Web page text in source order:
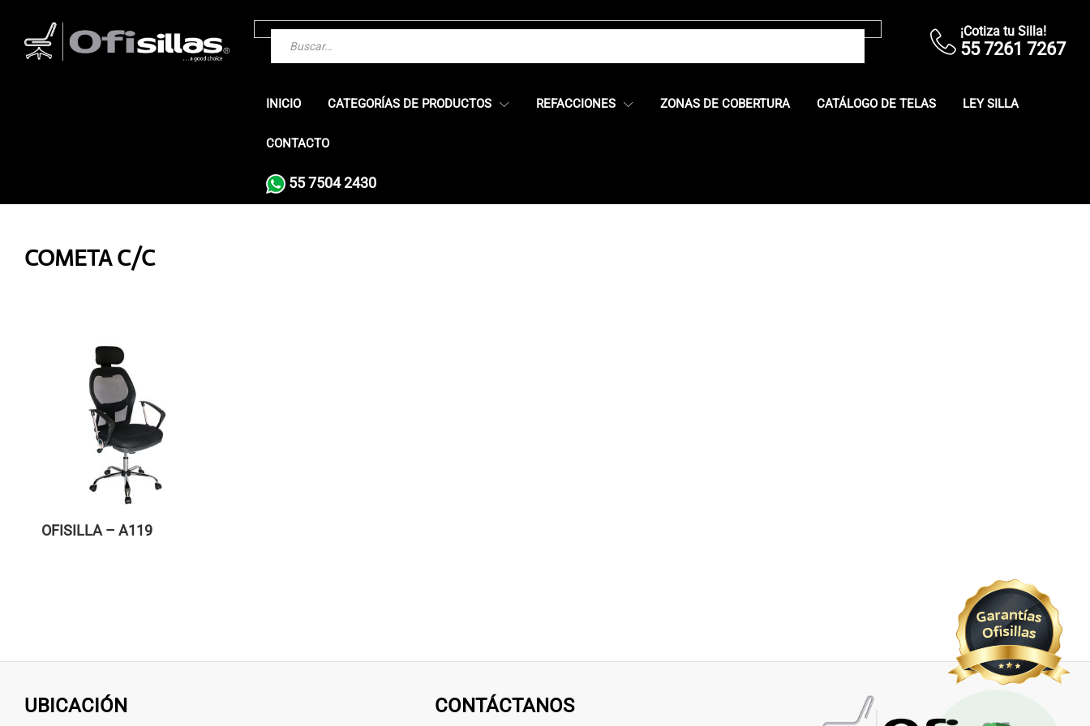
¡Cotiza tu Silla!
55 7261 7267
INICIO CATEGORÍAS DE PRODUCTOS REFACCIONES ZONAS DE COBERTURA CATÁLOGO DE TELAS LEY SILLA
CONTACTO
55 7504 2430
COMETA C/C
OFISILLA – A119
UBICACIÓN CONTÁCTANOS